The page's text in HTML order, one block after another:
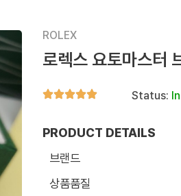
ROLEX
로렉스 요토마스터
Status:
PRODUCT DETAILS
브랜드
상품품질